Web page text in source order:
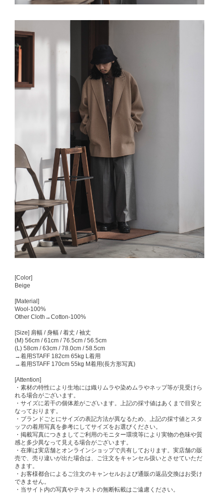
[Color]
Beige
[Material]
Wool-100%
Other Cloth→Cotton-100%
[Size] 肩幅 / 身幅 / 着丈 / 袖丈
(M) 56cm / 61cm / 76.5cm / 56.5cm
(L) 58cm / 63cm / 78.0cm / 58.5cm
→着用STAFF 182cm 65kg L着用
→着用STAFF 170cm 55kg M着用(長方形写真)
[Attention]
・素材の特性により生地には織りムラや染めムラやネップ等が見受けら
れる場合がございます。
・サイズに若干の個体差がございます。上記の採寸値はあくまで目安と
なっております。
・ブランドごとにサイズの表記方法が異なるため、上記の採寸値とスタ
ッフの着用写真を参考にしてサイズをお選びください。
・掲載写真につきましてご利用のモニター環境等により実物の色味や質
感と多少異なって見える場合がございます。
・在庫は実店舗とオンラインショップで共有しております。実店舗の販
売で、売り違いが出た場合は、ご注文をキャンセル扱いとさせていただ
きます。
・お客様都合によるご注文のキャンセルおよび通販の返品交換はお受け
できません。
・当サイト内の写真やテキストの無断転載はご遠慮ください。